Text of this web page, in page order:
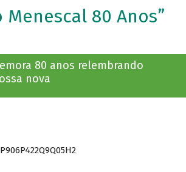
Menescal 80 Anos”
80 anos relembrando
nova